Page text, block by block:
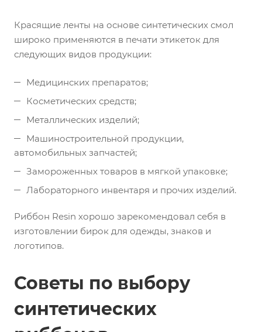
Красящие ленты на основе синтетических смол
широко применяются в печати этикеток для
следующих видов продукции:
Медицинских препаратов;
Косметических средств;
Металлических изделий;
Машиностроительной продукции,
автомобильных запчастей;
Замороженных товаров в мягкой упаковке;
Лабораторного инвентаря и прочих изделий.
Риббон Resin хорошо зарекомендовал себя в
изготовлении бирок для одежды, знаков и
логотипов.
Советы по выбору
синтетических